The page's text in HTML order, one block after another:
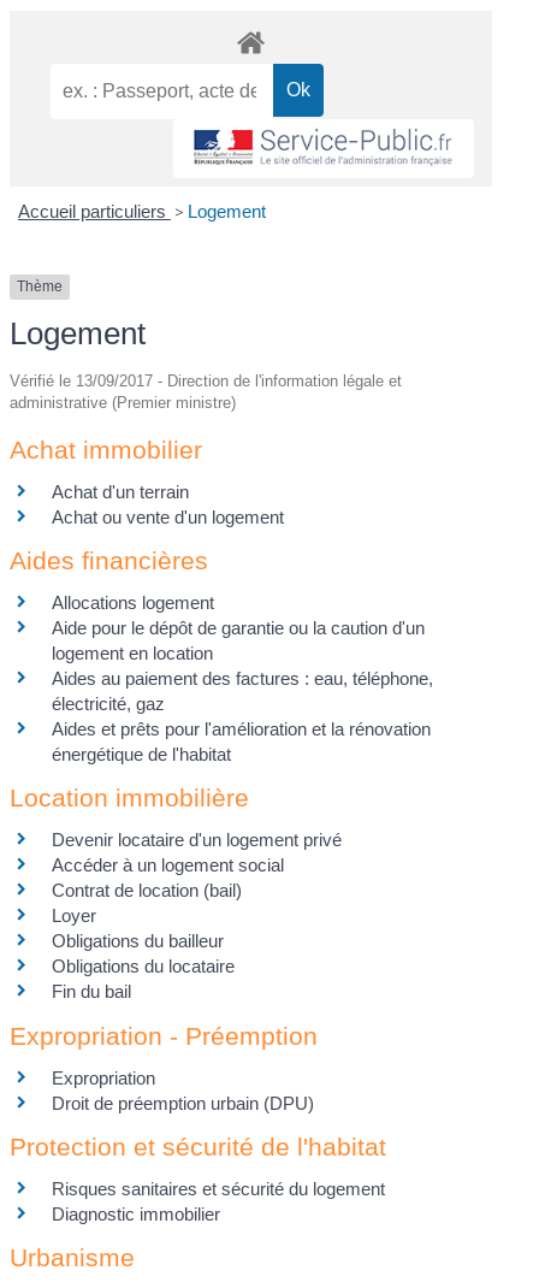
Accueil particuliers > Logement
Thème
Logement
Vérifié le 13/09/2017 - Direction de l'information légale et
administrative (Premier ministre)
Achat immobilier
Achat d'un terrain
Achat ou vente d'un logement
Aides financières
Allocations logement
Aide pour le dépôt de garantie ou la caution d'un
logement en location
Aides au paiement des factures : eau, téléphone,
électricité, gaz
Aides et prêts pour l'amélioration et la rénovation
énergétique de l'habitat
Location immobilière
Devenir locataire d'un logement privé
Accéder à un logement social
Contrat de location (bail)
Loyer
Obligations du bailleur
Obligations du locataire
Fin du bail
Expropriation - Préemption
Expropriation
Droit de préemption urbain (DPU)
Protection et sécurité de l'habitat
Risques sanitaires et sécurité du logement
Diagnostic immobilier
Urbanisme